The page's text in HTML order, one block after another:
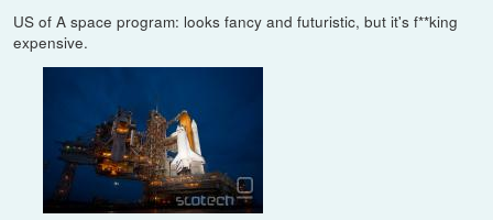
US of A space program: looks fancy and futuristic, but it's f**king
expensive.